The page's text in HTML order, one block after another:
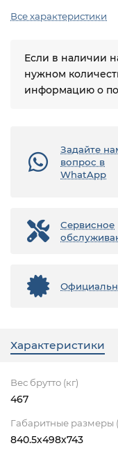
Все характеристики
Если в наличии
нужном
информацию о
Задайте
вопрос в
WhatApp
Сервисное
Характеристики
Вес брутто (кг)
467
Габаритные
840.5х498х743